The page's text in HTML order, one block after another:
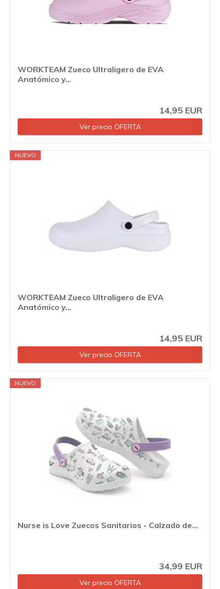
WORKTEAM Zueco Ultraligero de EVA
Anatómico y...
14,95 EUR
Ver precio OFERTA
NUEVO
WORKTEAM Zueco Ultraligero de EVA
Anatómico y...
14,95 EUR
Ver precio OFERTA
NUEVO
Nurse is Love Zuecos Sanitarios - Calzado de...
34,99 EUR
Ver precio OFERTA